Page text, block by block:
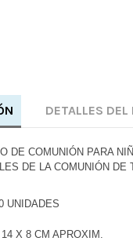
DETALLES DEL
DE COMUNIÓN PARA
DE LA COMUNIÓN DE
UNIDADES
X 8 CM APROXIM.